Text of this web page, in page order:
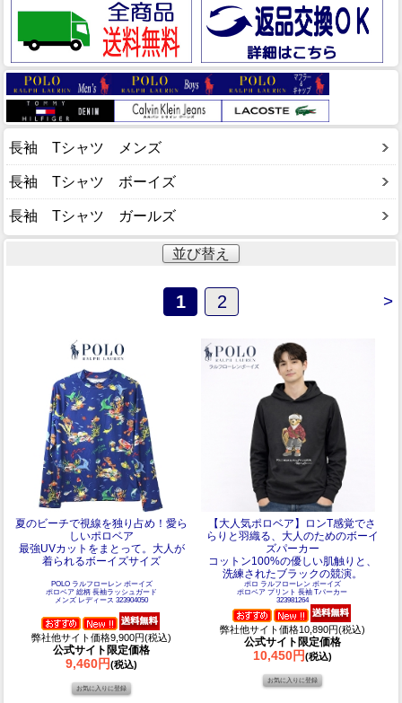
長袖 Tシャツ メンズ
長袖 Tシャツ ボーイズ
長袖 Tシャツ ガールズ
並び替え
>
1 2
夏のビーチで視線を独り占め！愛ら
しいポロベア
最強UVカットをまとって。大人が
着られるボーイズサイズ
POLO ラルフローレン ボーイズ
ポロベア 総柄 長袖ラッシュガード
メンズ レディース 323904050
弊社他サイト価格9,900円(税込)
公式サイト限定価格
9,460円(税込)
【大人気ポロベア】ロンT感覚でさ
らりと羽織る、大人のためのボーイ
ズパーカー
コットン100%の優しい肌触りと、
洗練されたブラックの競演。
ポロ ラルフローレン ボーイズ
ポロベア プリント 長袖 Tパーカー
323981264
弊社他サイト価格10,890円(税込)
公式サイト限定価格
10,450円(税込)